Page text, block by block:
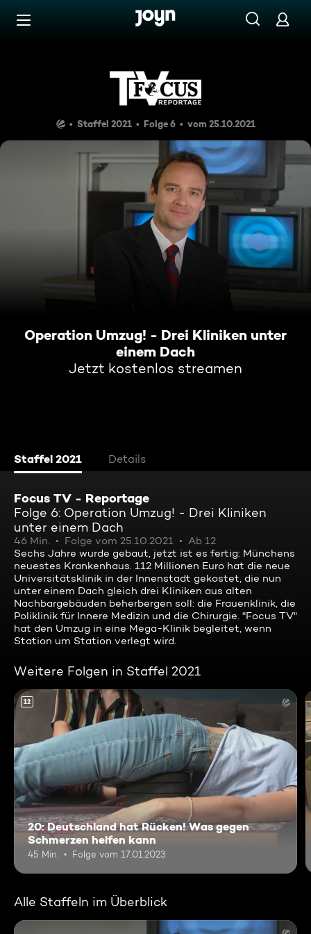
Zum Inhalt springen
Operation Umzug! - Drei
Staffel 2021 Folge 6 vom 25.10.2021
Operation Umzug! - Drei Kliniken unter
einem Dach
Jetzt kostenlos streamen
Staffel 2021 Details
Focus TV - Reportage
Folge 6: Operation Umzug! - Drei Kliniken
unter einem Dach
46 Min. Folge vom 25.10.2021
Ab 12
Sechs Jahre wurde gebaut, jetzt ist es fertig: Münchens
neuestes Krankenhaus. 112 Millionen Euro hat die neue
Universitätsklinik in der Innenstadt gekostet, die nun
unter einem Dach gleich drei Kliniken aus alten
Nachbargebäuden beherbergen soll: die Frauenklinik, die
Poliklinik für Innere Medizin und die Chirurgie. "Focus TV"
hat den Umzug in eine Mega-Klinik begleitet, wenn
Station um Station verlegt wird.
Weitere Folgen in Staffel 2021
12
20: Deutschland hat Rücken! Was gegen
Schmerzen helfen kann
45 Min. Folge vom 17.01.2023
Alle Staffeln im Überblick